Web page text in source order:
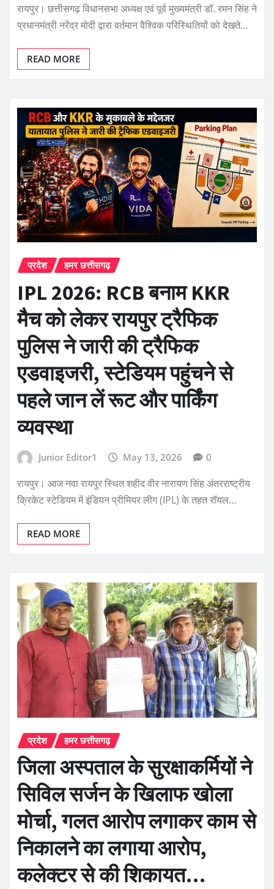
रायपुर। छत्तीसगढ़ विधानसभा अध्यक्ष एवं पूर्व मुख्यमंत्री डॉ. रमन सिंह ने
प्रधानमंत्री नरेंद्र मोदी द्वारा वर्तमान वैश्विक परिस्थितियों को देखते…
READ MORE
प्रदेश हमर छत्तीसगढ़
IPL 2026: RCB बनाम KKR
मैच को लेकर रायपुर ट्रैफिक
पुलिस ने जारी की ट्रैफिक
एडवाइजरी, स्टेडियम पहुंचने से
पहले जान लें रूट और पार्किंग
व्यवस्था
Junior Editor1 May 13, 2026 0
रायपुर। आज नवा रायपुर स्थित शहीद वीर नारायण सिंह अंतरराष्ट्रीय
क्रिकेट स्टेडियम में इंडियन प्रीमियर लीग (IPL) के तहत रॉयल…
READ MORE
प्रदेश हमर छत्तीसगढ़
जिला अस्पताल के सुरक्षाकर्मियों ने
सिविल सर्जन के खिलाफ खोला
मोर्चा, गलत आरोप लगाकर काम से
निकालने का लगाया आरोप,
कलेक्टर से की शिकायत…